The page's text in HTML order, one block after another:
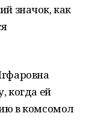
значок, как
когда ей
в комсомол